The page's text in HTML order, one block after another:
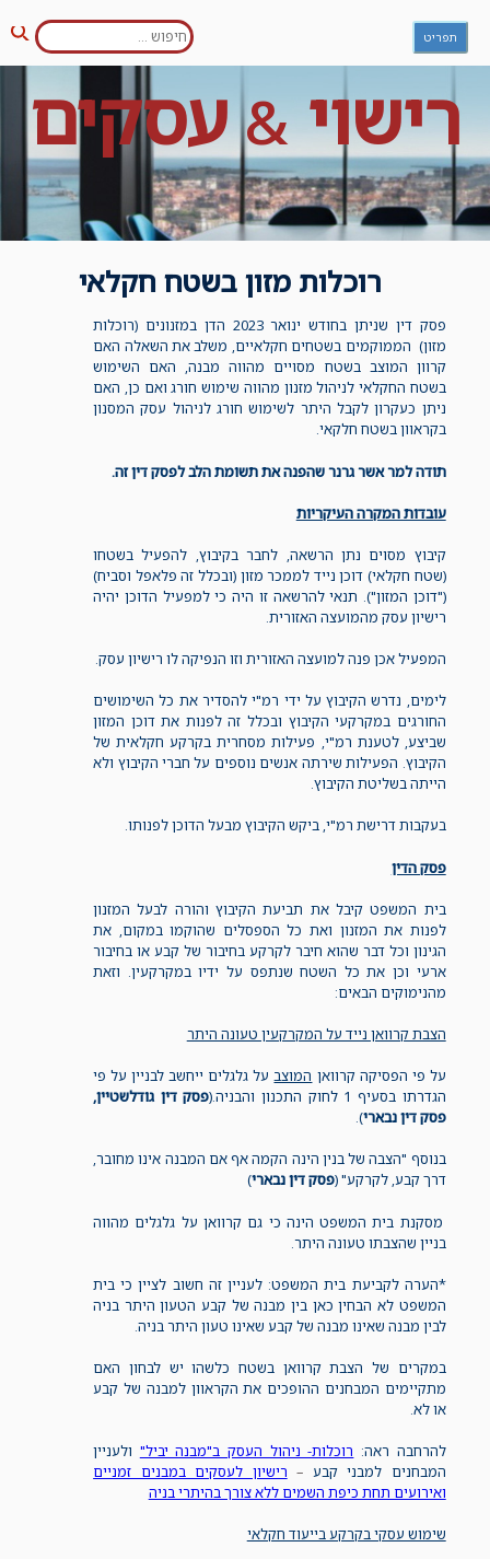
Skip
content
חפש: תפריט
רישוי&עסקים
רוכלות מזון בשטח חקלאי
פסק דין שניתן בחודש ינואר 2023 הדן במזנונים (רוכלות
מזון) הממוקמים בשטחים חקלאיים, משלב את השאלה האם
קרוון המוצב בשטח מסויים מהווה מבנה, האם השימוש
בשטח החקלאי לניהול מזנון מהווה שימוש חורג ואם כן, האם
ניתן כעקרון לקבל היתר לשימוש חורג לניהול עסק המסנון
בקראוון בשטח חלקאי.
תודה למר אשר גרנר שהפנה את תשומת הלב לפסק דין זה.
עובדות המקרה העיקריות
קיבוץ מסוים נתן הרשאה, לחבר בקיבוץ, להפעיל בשטחו
(שטח חקלאי) דוכן נייד לממכר מזון (ובכלל זה פלאפל וסביח)
("דוכן המזון"). תנאי להרשאה זו היה כי למפעיל הדוכן יהיה
רישיון עסק מהמועצה האזורית.
המפעיל אכן פנה למועצה האזורית וזו הנפיקה לו רישיון עסק.
לימים, נדרש הקיבוץ על ידי רמ"י להסדיר את כל השימושים
החורגים במקרקעי הקיבוץ ובכלל זה לפנות את דוכן המזון
שביצע, לטענת רמ"י, פעילות מסחרית בקרקע חקלאית של
הקיבוץ. הפעילות שירתה אנשים נוספים על חברי הקיבוץ ולא
הייתה בשליטת הקיבוץ.
בעקבות דרישת רמ"י, ביקש הקיבוץ מבעל הדוכן לפנותו.
פסק הדין
בית המשפט קיבל את תביעת הקיבוץ והורה לבעל המזנון
לפנות את המזנון ואת כל הספסלים שהוקמו במקום, את
הגינון וכל דבר שהוא חיבר לקרקע בחיבור של קבע או בחיבור
ארעי וכן את כל השטח שנתפס על ידיו במקרקעין. וזאת
מהנימוקים הבאים:
הצבת קרוואן נייד על המקרקעין טעונה היתר
על פי הפסיקה קרוואן המוצבעל גלגלים ייחשב לבניין על פי
הגדרתו בסעיף 1 לחוק התכנון והבניה.(
פסק דין גודלשטיין,
פסק דין נבארי).
בנוסף "הצבה של בנין הינה הקמה אף אם המבנה אינו מחובר,
דרך קבע, לקרקע" (פסק דין נבארי)
מסקנת בית המשפט הינה כי גם קרוואן על גלגלים מהווה
בניין שהצבתו טעונה היתר.
*הערה לקביעת בית המשפט: לעניין זה חשוב לציין כי בית
המשפט לא הבחין כאן בין מבנה של קבע הטעון היתר בניה
לבין מבנה שאינו מבנה של קבע שאינו טעון היתר בניה.
במקרים של הצבת קרוואן בשטח כלשהו יש לבחון האם
מתקיימים המבחנים ההופכים את הקראוון למבנה של קבע
או לא.
להרחבה ראה: רוכלות- ניהול העסק ב"מבנה יביל" ולעניין
המבחנים למבני קבע – רישיון לעסקים במבנים זמניים
ואירועים תחת כיפת השמים ללא צורך בהיתרי בניה
שימוש עסקי בקרקע בייעוד חקלאי